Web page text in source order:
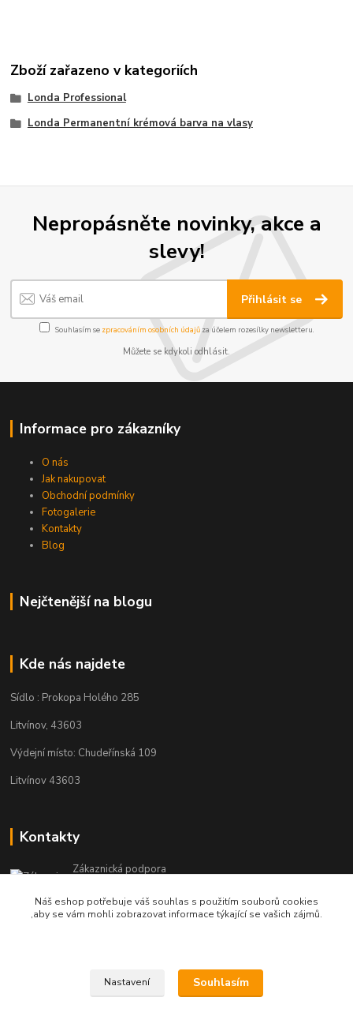
Zboží zařazeno v kategoriích
Londa Professional
Londa Permanentní krémová barva na vlasy
Nepropásněte novinky, akce a
slevy!
Přihlásit se
Souhlasím se zpracováním osobních údajůza účelem rozesílky newsletteru.
Můžete se kdykoli odhlásit.
Informace pro zákazníky
O nás
Jak nakupovat
Obchodní podmínky
Fotogalerie
Kontakty
Blog
Nejčtenější na blogu
Kde nás najdete
Sídlo : Prokopa Holého 285
Litvínov, 43603
Výdejní místo: Chudeřínská 109
Litvínov 43603
Kontakty
Zákaznická podpora
(Po-Pá, 8-16 hod.)
Náš eshop potřebuje váš souhlas s použitím souborů cookies
,aby se vám mohli zobrazovat informace týkající se vašich zájmů.
Nastavení Souhlasím